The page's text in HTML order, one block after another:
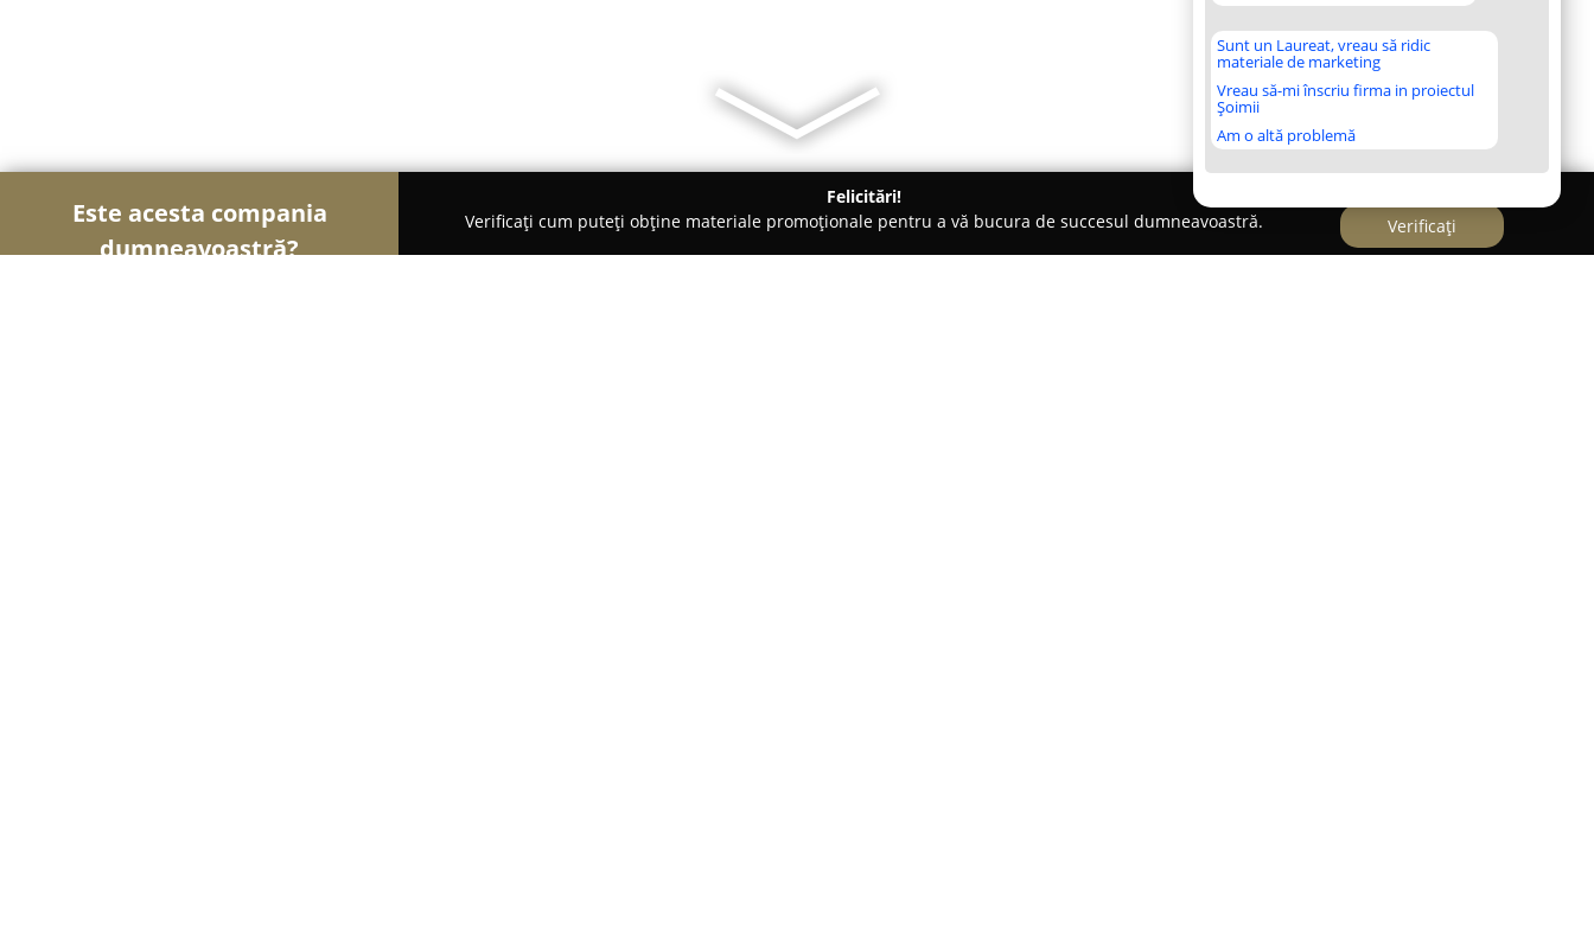
Sunt un Laureat, vreau să ridic
materiale de marketing
Vreau să-mi înscriu firma in proiectul
Șoimii
Am o altă problemă
Este acesta compania
dumneavoastră?
Felicitări!
Verificați cum puteți obține materiale promoționale pentru a vă bucura de succesul dumneavoastră.
Verificați